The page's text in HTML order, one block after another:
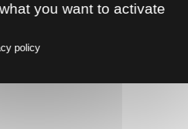
you want to activate
policy